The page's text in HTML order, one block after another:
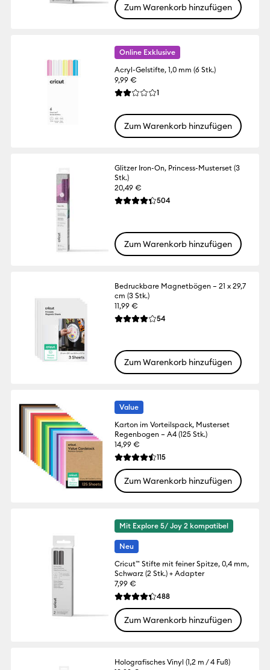
Zum Warenkorb hinzufügen
Online Exklusive
Acryl-Gelstifte, 1,0 mm (6 Stk.)
9,99 €
Die durchschnittliche Bewertung für
1
Zum Warenkorb hinzufügen
Glitzer Iron-On, Princess-Musterset (3
Stk.)
20,49 €
Die durchschnittliche Bewertung für
504
Zum Warenkorb hinzufügen
Bedruckbare Magnetbögen – 21 x 29,7
cm (3 Stk.)
11,99 €
Die durchschnittliche Bewertung für
54
Zum Warenkorb hinzufügen
Value
Karton im Vorteilspack, Musterset
Regenbogen – A4 (125 Stk.)
14,99 €
Die durchschnittliche Bewertung für
115Reviews
Zum Warenkorb hinzufügen
Mit Explore 5/ Joy 2 kompatibel
Neu
Cricut™ Stifte mit feiner Spitze, 0,4 mm,
Schwarz (2 Stk.) + Adapter
7,99 €
Die durchschnittliche Bewertung für
488Reviews
Zum Warenkorb hinzufügen
Holografisches Vinyl (1,2 m / 4 Fuß)